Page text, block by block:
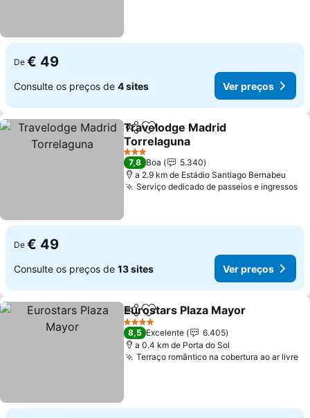
De € 49
Consulte os preços de 4 sites Ver preços
PartilharAdicionar aos favoritos
Travelodge Madrid
Torrelaguna
3 Estrelas
7,8 Boa
5.340
a 2.9 km de Estádio Santiago Bernabeu
Serviço dedicado de passeios e ingressos
De € 49
Consulte os preços de 13 sites Ver preços
PartilharAdicionar aos favoritos
Eurostars Plaza Mayor
4 Estrelas
8,5 Excelente
6.405
a 0.4 km de Porta do Sol
Terraço romântico na cobertura ao ar livre